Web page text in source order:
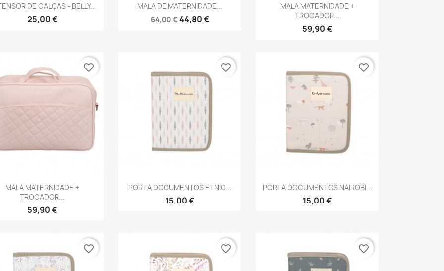
Vista rápida
DE CALÇAS - BELLY...
25,00 €
Vista rápida
MALA DE MATERNIDADE...
64,00 €44,80 €
 Vista rápida
MALA MATERNIDADE +
TROCADOR...
59,90 €
 Vista rápida
MALA MATERNIDADE +
TROCADOR...
59,90 €
favorite_border
Vista rápida
PORTA DOCUMENTOS ETNIC...
15,00 €
favorite_border
Vista rápida
PORTA DOCUMENTOS NAIROBI...
15,00 €
favorite_border
favorite_border favorite_border favorite_border